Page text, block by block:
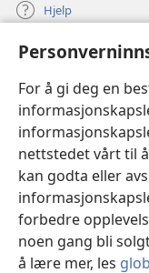
For å gi deg en
nettstedet vårt til
kan godta eller
forbedre
noen gang bli
å lære mer, les
Hjelp
Bidrag
(åpner
nytt
vindu)Watchtower
(åpner
nytt
vindu) JW Hub
(åpner
nytt
vindu)JW Library ®
Watchtower